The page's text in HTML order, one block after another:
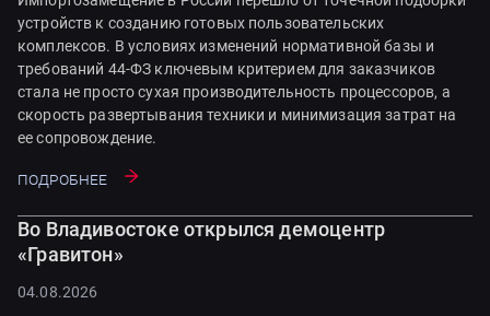
устройств к созданию готовых пользовательских
комплексов. В условиях изменений нормативной базы и
требований 44-ФЗ ключевым критерием для заказчиков
стала не просто сухая производительность процессоров, а
скорость развертывания техники и минимизация затрат на
ее сопровождение.
Подробнее
Во Владивостоке открылся демоцентр
«Гравитон»
04.08.2026